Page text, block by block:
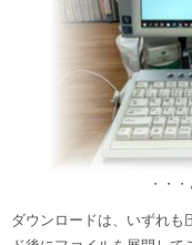
・・
ダウンロードは、いずれも